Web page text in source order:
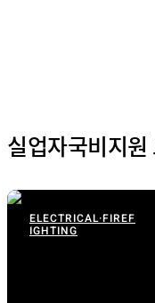
실업자국비지원
ELECTRICAL·FIREF
IGHTING